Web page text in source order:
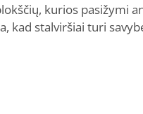
kurios pasižymi
kad stalviršiai turi